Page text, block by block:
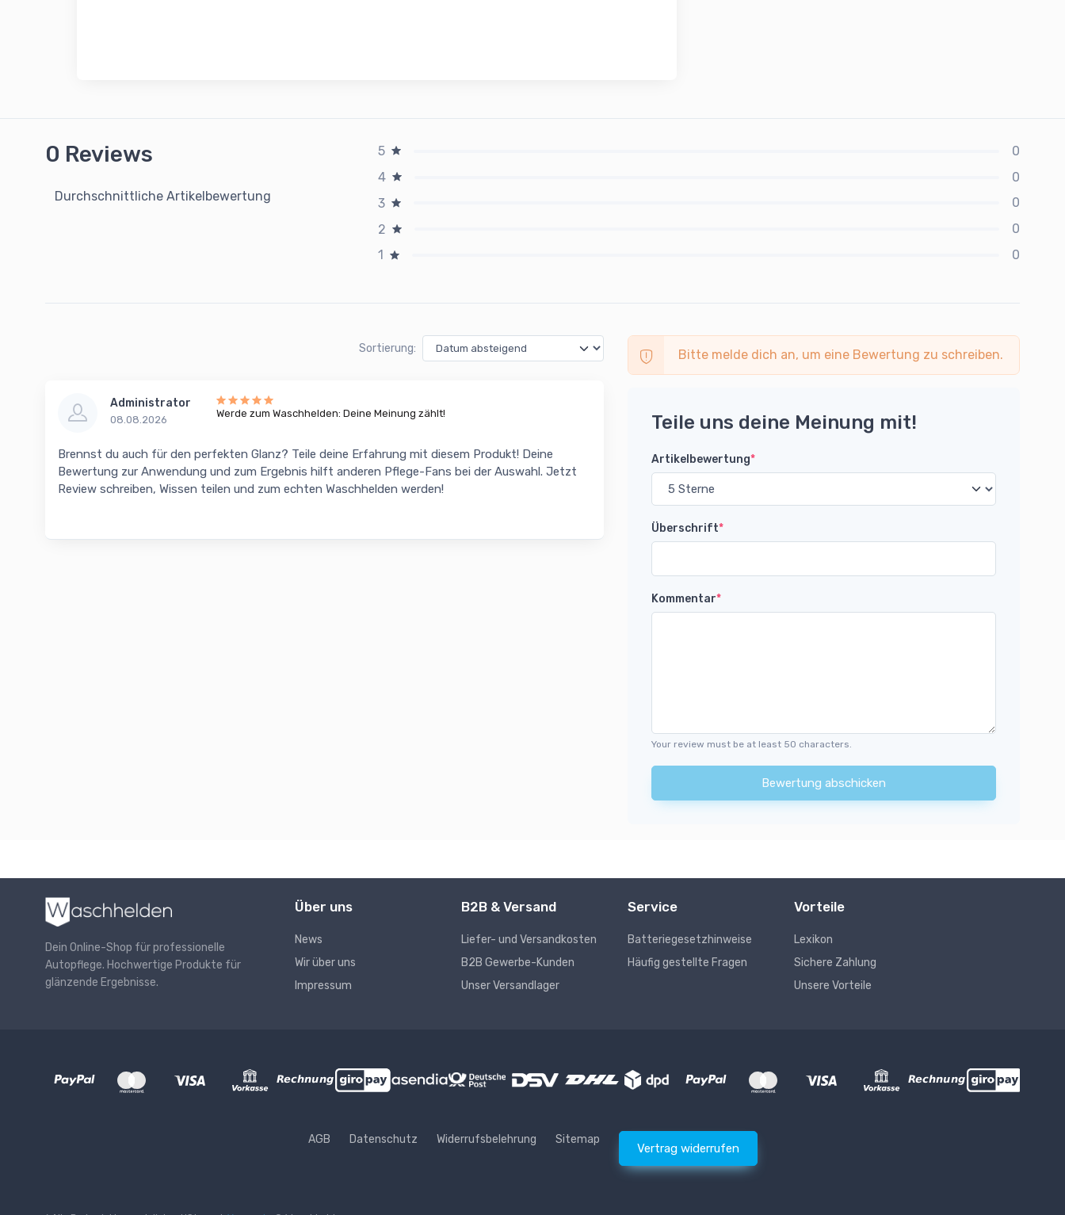
0 Reviews
Durchschnittliche Artikelbewertung
5
0
4
0
3
0
2
0
1
0
Sortierung:
Administrator
08.08.2026
Werde zum Waschhelden: Deine Meinung zählt!
Brennst du auch für den perfekten Glanz? Teile deine Erfahrung mit diesem Produkt! Deine
Bewertung zur Anwendung und zum Ergebnis hilft anderen Pflege-Fans bei der Auswahl. Jetzt
Review schreiben, Wissen teilen und zum echten Waschhelden werden!
Bitte melde dich an, um eine Bewertung zu schreiben.
Teile uns deine Meinung mit!
Artikelbewertung*
Überschrift*
Kommentar*
Your review must be at least 50 characters.
Bewertung abschicken
Dein Online-Shop für professionelle
Autopflege. Hochwertige Produkte für
glänzende Ergebnisse.
Über uns
News
Wir über uns
Impressum
B2B & Versand
Liefer- und Versandkosten
B2B Gewerbe-Kunden
Unser Versandlager
Service
Batteriegesetzhinweise
Häufig gestellte Fragen
Vorteile
Lexikon
Sichere Zahlung
Unsere Vorteile
AGB Datenschutz Widerrufsbelehrung Sitemap
Vertrag widerrufen